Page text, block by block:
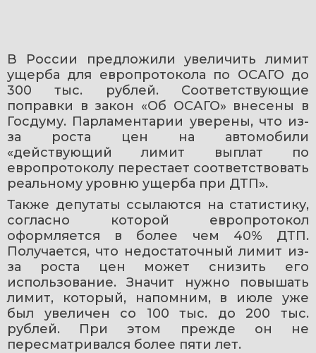
В России предложили увеличить лимит
ущерба для европротокола по ОСАГО до
300 тыс. рублей. Соответствующие
поправки в закон «Об ОСАГО» внесены в
Госдуму. Парламентарии уверены, что из-
за роста цен на автомобили
«действующий лимит выплат по
европротоколу перестает соответствовать
реальному уровню ущерба при ДТП».
Также депутаты ссылаются на статистику,
согласно которой европротокол
оформляется в более чем 40% ДТП.
Получается, что недостаточный лимит из-
за роста цен может снизить его
использование. Значит нужно повышать
лимит, который, напомним, в июле уже
был увеличен со 100 тыс. до 200 тыс.
рублей. При этом прежде он не
пересматривался более пяти лет.